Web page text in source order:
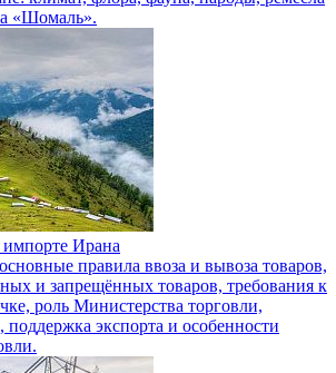
«Шомаль».
импорте Ирана
правила ввоза и вывоза товаров,
и запрещённых товаров, требования к
роль Министерства торговли,
экспорта и особенности